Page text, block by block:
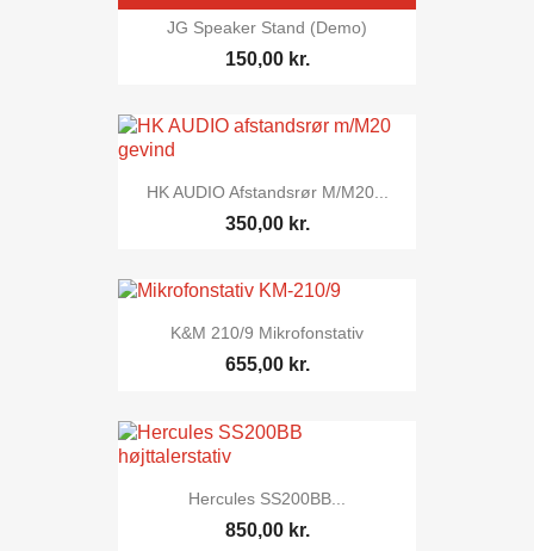
JG Speaker Stand (demo)
150,00 kr.
HK AUDIO Afstandsrør M/M20...
350,00 kr.
K&M 210/9 Mikrofonstativ
655,00 kr.
Hercules SS200BB...
850,00 kr.